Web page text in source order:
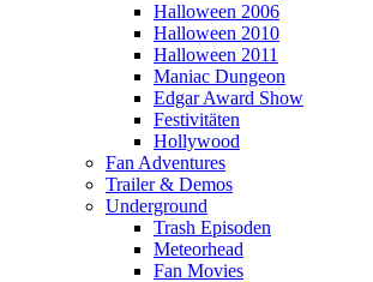
Halloween 2006
Halloween 2010
Halloween 2011
Maniac Dungeon
Edgar Award Show
Festivitäten
Hollywood
Fan Adventures
Trailer & Demos
Underground
Trash Episoden
Meteorhead
Fan Movies